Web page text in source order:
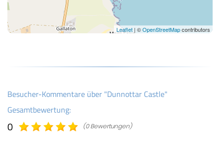
Leaflet | ©OpenStreetMapcontributors
Besucher-Kommentare über "Dunnottar Castle"
Gesamtbewertung:
0 (0 Bewertungen)